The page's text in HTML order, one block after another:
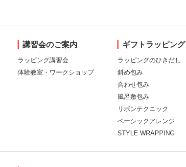
講習会のご案内
ラッピング講習会
体験教室・ワークショップ
ギフトラッピング
ラッピングのひきだし
斜め包み
合わせ包み
風呂敷包み
リボンテクニック
ベーシックアレンジ
STYLE WRAPPING